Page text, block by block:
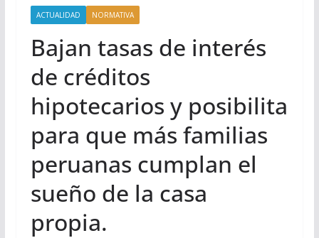
ACTUALIDAD NORMATIVA
Bajan tasas de interés
de créditos
hipotecarios y posibilita
para que más familias
peruanas cumplan el
sueño de la casa
propia.